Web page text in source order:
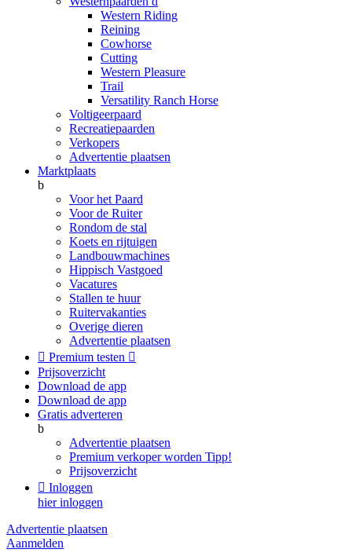
Western Riding
Reining
Cowhorse
Cutting
Western Pleasure
Trail
Versatility Ranch Horse
Voltigeerpaard
Recreatiepaarden
Verkopers
Advertentie plaatsen
Marktplaats
b
Voor het Paard
Voor de Ruiter
Rondom de stal
Koets en rijtuigen
Landbouwmachines
Hippisch Vastgoed
Vacatures
Stallen te huur
Ruitervakanties
Overige dieren
Advertentie plaatsen
 Premium testen 
Prijsoverzicht
Download de app
Download de app
Gratis adverteren
b
Advertentie plaatsen
Premium verkoper worden Tipp!
Prijsoverzicht
 Inloggen
hier inloggen
Advertentie plaatsen
Aanmelden